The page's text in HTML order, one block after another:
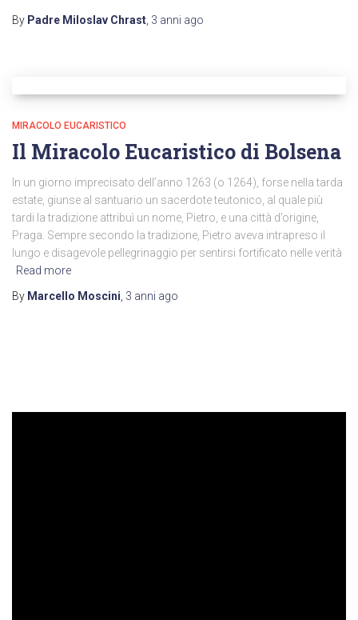
By Padre Miloslav Chrast 3 anni ago
MIRACOLO EUCARISTICO
Il Miracolo Eucaristico di Bolsena
In un giorno imprecisato dell’anno 1263 (o 1264), forse nella tarda
estate, giunse al santuario un sacerdote teutonico, al quale più
tardi la tradizione attribuì un nome, Pietro, e una città d’origine,
Praga. Sempre secondo la tradizione, Pietro aveva intrapreso il
lungo e disagevole pellegrinaggio per sentirsi fortificato nelle verità
Read more
By Marcello Moscini 3 anni ago